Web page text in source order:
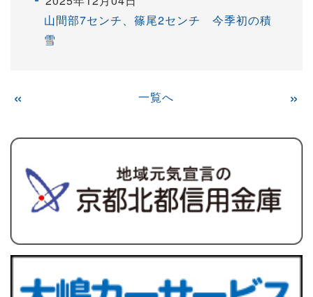
山間部7センチ、篠尾2センチ 今季初の積
雪
« 一覧へ